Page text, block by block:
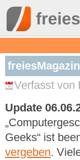
Verfasst von
Update
Geeks“ ist
vergeben.